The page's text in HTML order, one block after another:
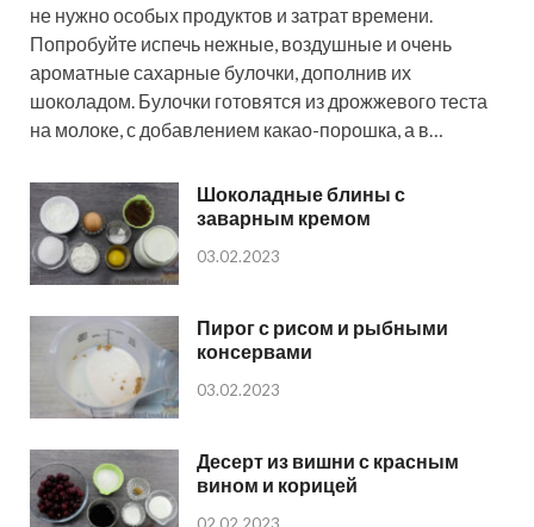
не нужно особых продуктов и затрат времени.
Попробуйте испечь нежные, воздушные и очень
ароматные сахарные булочки, дополнив их
шоколадом. Булочки готовятся из дрожжевого теста
на молоке, с добавлением какао-порошка, а в…
Шоколадные блины с
заварным кремом
03.02.2023
Пирог с рисом и рыбными
консервами
03.02.2023
Десерт из вишни с красным
вином и корицей